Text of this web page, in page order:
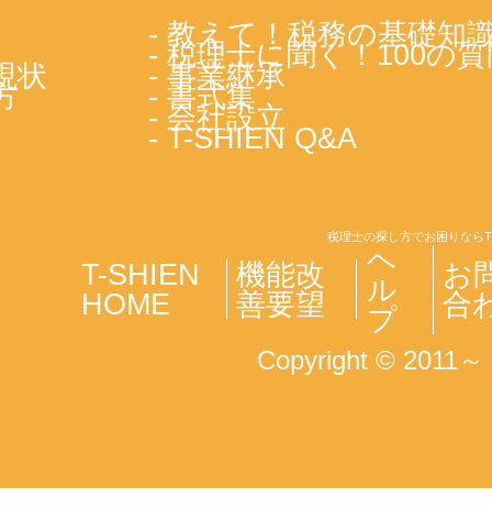
状
- 教えて！税務の基礎知
- 税理士に聞く！100の
- 事業継承
- 書式集
- 会社設立
- T-SHIEN Q&A
税理士の探し方でお困りなら
T-SHIEN
HOME
機能改
善要望
ヘ
ル
プ
お
合
Copyright © 2011